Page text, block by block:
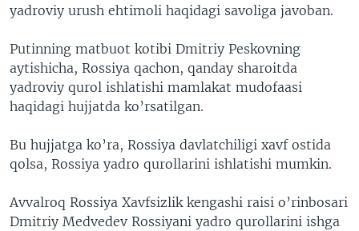
yadroviy urush ehtimoli haqidagi savoliga javoban.
Putinning matbuot kotibi Dmitriy Peskovning
aytishicha, Rossiya qachon, qanday sharoitda
yadroviy qurol ishlatishi mamlakat mudofaasi
haqidagi hujjatda ko’rsatilgan.
Bu hujjatga ko’ra, Rossiya davlatchiligi xavf ostida
qolsa, Rossiya yadro qurollarini ishlatishi mumkin.
Avvalroq Rossiya Xavfsizlik kengashi raisi o’rinbosari
Dmitriy Medvedev Rossiyani yadro qurollarini ishga